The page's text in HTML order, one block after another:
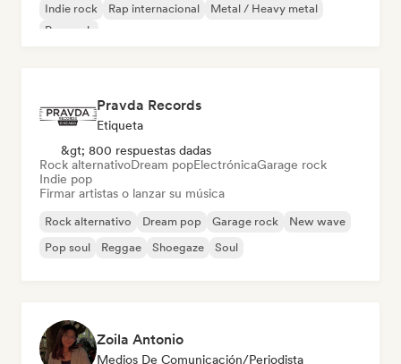
Indie rock
Rap internacional
Metal / Heavy metal
Pop rock
Pravda Records
Etiqueta
&gt; 800 respuestas dadas
Rock alternativoDream popElectrónicaGarage rock
Indie pop
Firmar artistas o lanzar su música
Rock alternativo Dream pop Garage rock
New wave
Pop soul
Reggae Shoegaze Soul
Zoila Antonio
Medios De Comunicación/Periodista